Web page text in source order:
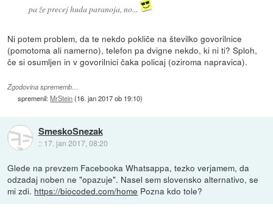
pa že precej huda paranoja, no...
Ni potem problem, da te nekdo pokliče na številko govorilnice
(pomotoma ali namerno), telefon pa dvigne nekdo, ki ni ti? Sploh,
če si osumljen in v govorilnici čaka policaj (oziroma napravica).
Zgodovina sprememb…
spremenil:MrStein(16. jan 2017 ob 19:10)
SmeskoSnezak
:: 17. jan 2017, 08:20
Glede na prevzem Facebooka Whatsappa, tezko verjamem, da
odzadaj noben ne "opazuje". Nasel sem slovensko alternativo, se
mi zdi. https://biocoded.com/home Pozna kdo tole?